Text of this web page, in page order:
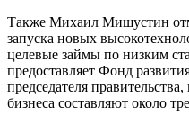
Также Михаил Мишустин
запуска новых
целевые займы по низким
предоставляет Фонд
председателя
бизнеса составляют около